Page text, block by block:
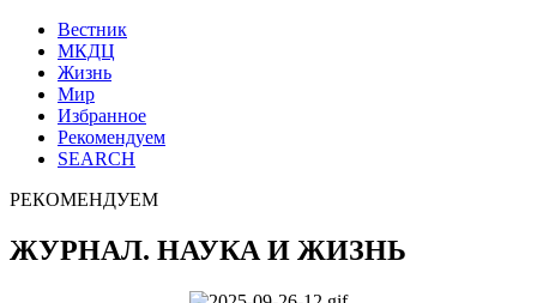
Вестник
МКДЦ
Жизнь
Мир
Избранное
Рекомендуем
SEARCH
РЕКОМЕНДУЕМ
ЖУРНАЛ. НАУКА И ЖИЗНЬ